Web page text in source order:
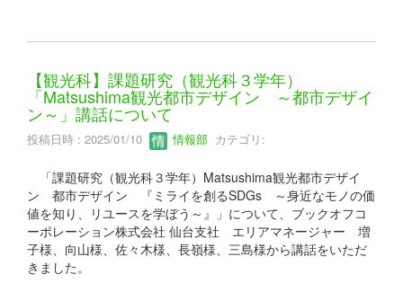
【観光科】課題研究（観光科３学年）
「Matsushima観光都市デザイン ～都市デザイ
ン～」講話について
投稿日時 : 2025/01/10 情報部 カテゴリ:
「課題研究（観光科３学年）Matsushima観光都市デザイ
ン 都市デザイン 『ミライを創るSDGs ～身近なモノの価
値を知り、リユースを学ぼう～』」について、ブックオフコ
ーポレーション株式会社 仙台支社 エリアマネージャー 増
子様、向山様、佐々木様、長嶺様、三島様から講話をいただ
きました。